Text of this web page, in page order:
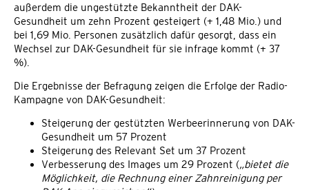
außerdem die ungestützte Bekanntheit der DAK-
Gesundheit um zehn Prozent gesteigert (+ 1,48 Mio.) und
bei 1,69 Mio. Personen zusätzlich dafür gesorgt, dass ein
Wechsel zur DAK-Gesundheit für sie infrage kommt (+ 37
%).
Die Ergebnisse der Befragung zeigen die Erfolge der Radio-
Kampagne von DAK-Gesundheit:
Steigerung der gestützten Werbeerinnerung von DAK-
Gesundheit um 57 Prozent
Steigerung des Relevant Set um 37 Prozent
Verbesserung des Images um 29 Prozent („bietet die
Möglichkeit, die Rechnung einer Zahnreinigung per